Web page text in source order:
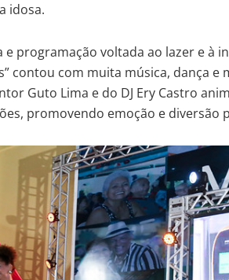
idosa.
programação voltada ao lazer e à
contou com muita música, dança
Guto Lima e do DJ Ery Castro
promovendo emoção e diversão